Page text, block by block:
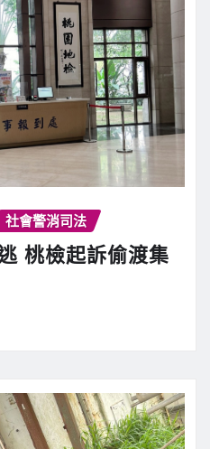
社會警消司法
桃檢起訴偷渡集